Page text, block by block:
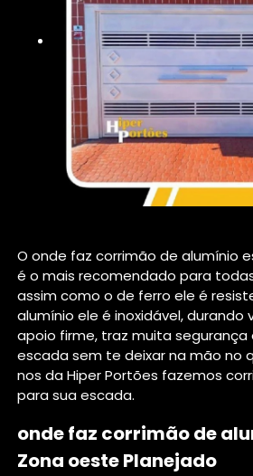
O onde faz corrimão de alumínio
é o mais recomendado para
assim como o de ferro ele é
alumínio ele é inoxidável, durando
apoio firme, traz muita segurança
escada sem te deixar na mão no
nos da Hiper Portões fazemos
para sua escada.
onde faz corrimão de
Zona oeste Planejado